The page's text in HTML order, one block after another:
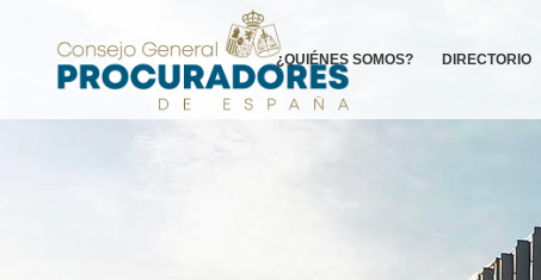
¿QUIÉNES SOMOS? DIRECTORIO